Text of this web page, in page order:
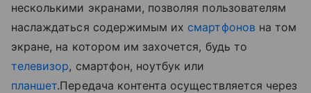
несколькими экранами, позволяя пользователям
наслаждаться содержимым их смартфонов на том
экране, на котором им захочется, будь то
телевизор, смартфон, ноутбук или
планшет.Передача контента осуществляется через